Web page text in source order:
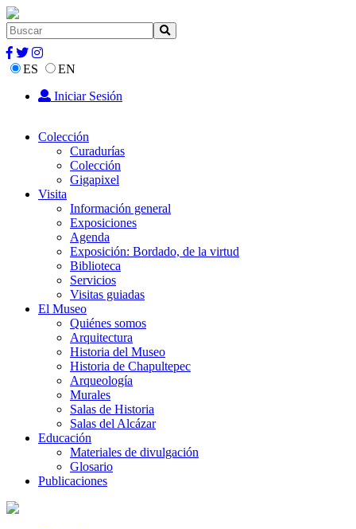
ES
EN
Iniciar Sesión
Colección
Curadurías
Colección
Gigapixel
Visita
Información general
Exposiciones
Agenda
Exposición: Bordado, de la virtud
Biblioteca
Servicios
Visitas guiadas
El Museo
Quiénes somos
Arquitectura
Historia del Museo
Historia de Chapultepec
Arqueología
Murales
Salas de Historia
Salas del Alcázar
Educación
Materiales de divulgación
Glosario
Publicaciones